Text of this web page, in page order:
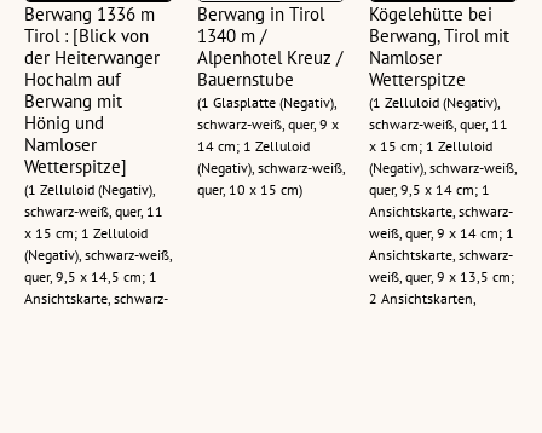
Berwang 1336 m
Tirol : [Blick von
der Heiterwanger
Hochalm auf
Berwang mit
Hönig und
Namloser
Wetterspitze]
(1 Zelluloid (Negativ),
schwarz-weiß, quer, 11
x 15 cm; 1 Zelluloid
(Negativ), schwarz-weiß,
quer, 9,5 x 14,5 cm; 1
Ansichtskarte, schwarz-
Berwang in Tirol
1340 m /
Alpenhotel Kreuz /
Bauernstube
(1 Glasplatte (Negativ),
schwarz-weiß, quer, 9 x
14 cm; 1 Zelluloid
(Negativ), schwarz-weiß,
quer, 10 x 15 cm)
Kögelehütte bei
Berwang, Tirol mit
Namloser
Wetterspitze
(1 Zelluloid (Negativ),
schwarz-weiß, quer, 11
x 15 cm; 1 Zelluloid
(Negativ), schwarz-weiß,
quer, 9,5 x 14 cm; 1
Ansichtskarte, schwarz-
weiß, quer, 9 x 14 cm; 1
Ansichtskarte, schwarz-
weiß, quer, 9 x 13,5 cm;
2 Ansichtskarten,